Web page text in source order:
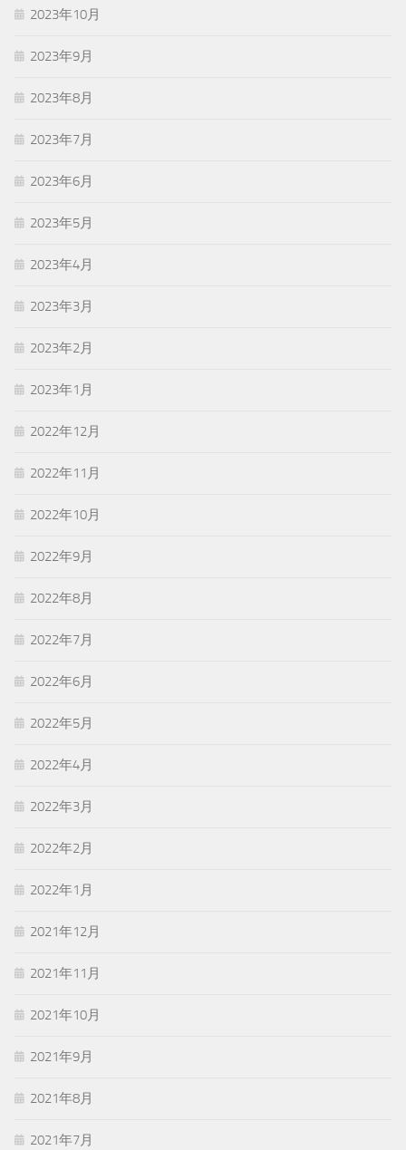
2023年10月
2023年9月
2023年8月
2023年7月
2023年6月
2023年5月
2023年4月
2023年3月
2023年2月
2023年1月
2022年12月
2022年11月
2022年10月
2022年9月
2022年8月
2022年7月
2022年6月
2022年5月
2022年4月
2022年3月
2022年2月
2022年1月
2021年12月
2021年11月
2021年10月
2021年9月
2021年8月
2021年7月